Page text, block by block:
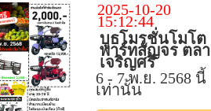
2025-10-20
15:12:44
บูธโมรชั่นโมโต
พาร์ทสัญจร ตล
เจริญศรี
6 - 7 พ.ย. 2568 นี้
เท่านั้น